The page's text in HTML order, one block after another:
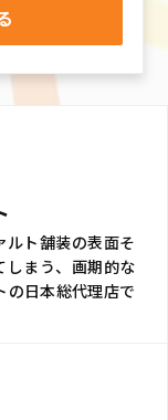
ルト舗装の表面そ
しまう、画期的な
の日本総代理店で